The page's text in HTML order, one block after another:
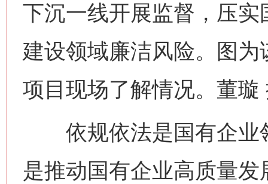
下沉一线开展监督，压
建设领域廉洁风险。图
项目现场了解情况。董璇
依规依法是国有企业
是推动国有企业高质量